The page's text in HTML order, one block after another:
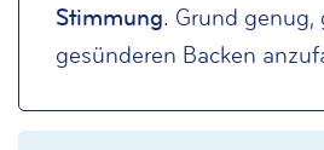
Stimmung. Grund
gesünderen Backen